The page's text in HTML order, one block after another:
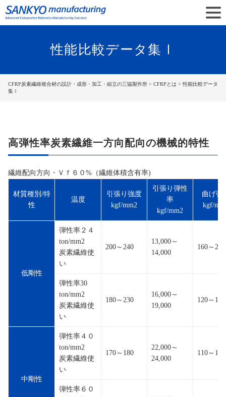
性能比較データ集Ⅰ
CFRP炭素繊維複合材の設計・成形・加工・組立の三協製作所 > CFRPとは > 性能比較データ
集Ⅰ
高弾性率炭素繊維一方向配向の機械的特性
繊維配向方向・Ｖｆ６０%（繊維体積含有率)
材質種別/特
性
温度
引張り強度
kgf/mm2
引張り弾性
率
kgf/mm2
曲げ強
kgf/
低剛性
弾性率２４
ton/mm2
炭素繊維使
い
200～240
13,000～
14,000
160～200
弾性率30
ton/mm2
炭素繊維使
い
180～230
16,000～
19,000
120～150
中剛性
弾性率４０
ton/mm2
炭素繊維使
い
170～180
22,000～
24,000
110～120
弾性率６０